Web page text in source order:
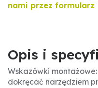
nami przez formularz
Opis i
Wskazówki
dokręcać narzędziem